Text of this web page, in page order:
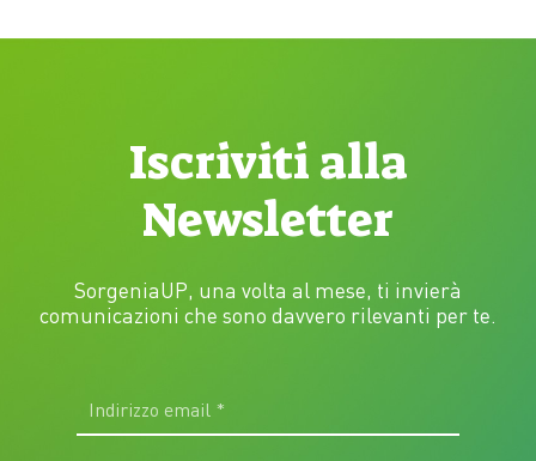
Iscriviti alla
Newsletter
SorgeniaUP, una volta al mese, ti invierà
comunicazioni che sono davvero rilevanti per te.